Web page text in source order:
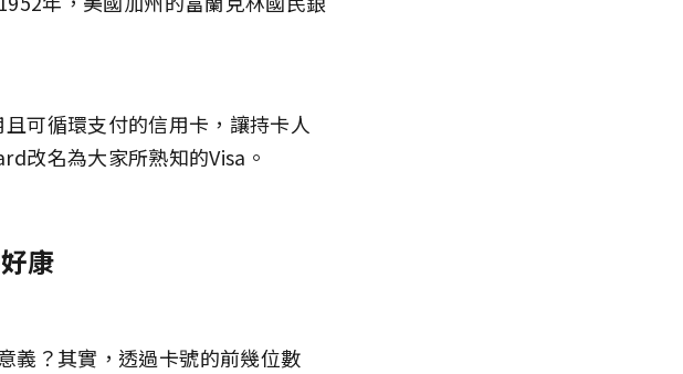
可循環支付的信用卡，讓持卡人
改名為大家所熟知的Visa。
康
義？其實，透過卡號的前幾位數